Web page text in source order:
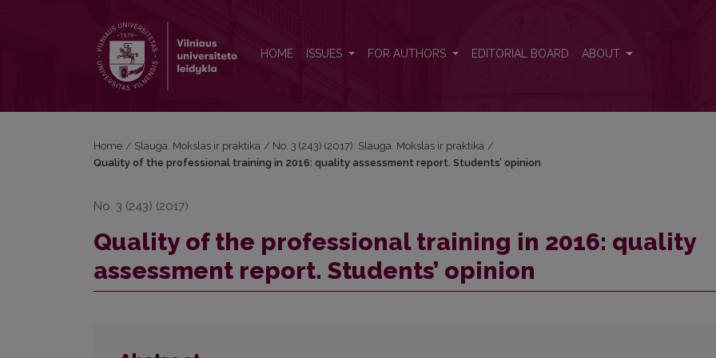
HOME ISSUES FOR AUTHORS EDITORIAL BOARD ABOUT
Home / Slauga. Mokslas ir praktika / No. 3 (243) (2017): Slauga. Mokslas ir praktika /
Quality of the professional training in 2016: quality assessment report. Students’ opinion
No. 3 (243) (2017)
Quality of the professional training in 2016: quality
assessment report. Students’ opinion